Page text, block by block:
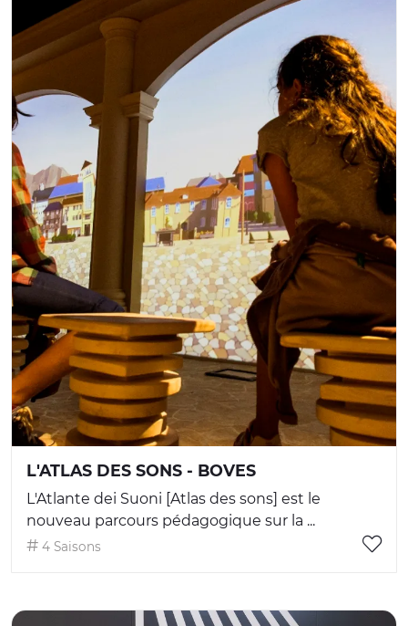
L'ATLAS DES SONS - BOVES
L'Atlante dei Suoni [Atlas des sons] est le
nouveau parcours pédagogique sur la ...
4 Saisons